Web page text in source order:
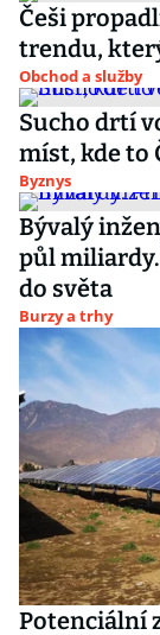
Češi
trendu,
Obchod a služby
Sucho drtí
míst, kde to
Byznys
Bývalý
půl
do světa
Burzy a trhy
Potenciální